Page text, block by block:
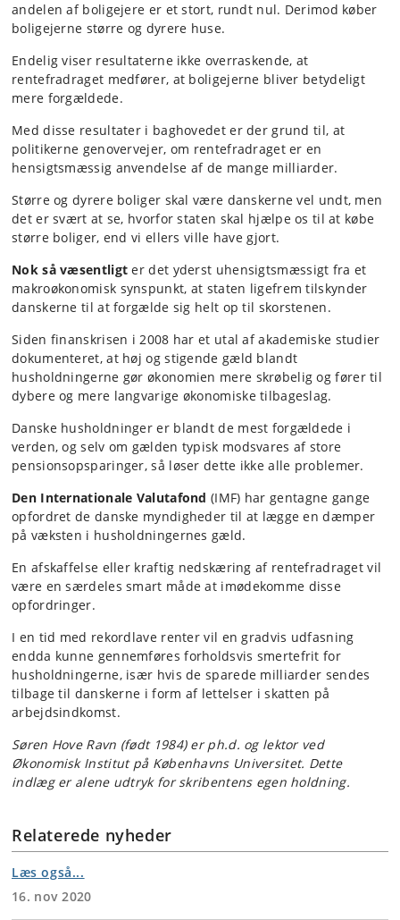
andelen af boligejere er et stort, rundt nul. Derimod køber
boligejerne større og dyrere huse.
Endelig viser resultaterne ikke overraskende, at
rentefradraget medfører, at boligejerne bliver betydeligt
mere forgældede.
Med disse resultater i baghovedet er der grund til, at
politikerne genovervejer, om rentefradraget er en
hensigtsmæssig anvendelse af de mange milliarder.
Større og dyrere boliger skal være danskerne vel undt, men
det er svært at se, hvorfor staten skal hjælpe os til at købe
større boliger, end vi ellers ville have gjort.
Nok så væsentligt er det yderst uhensigtsmæssigt fra et
makroøkonomisk synspunkt, at staten ligefrem tilskynder
danskerne til at forgælde sig helt op til skorstenen.
Siden finanskrisen i 2008 har et utal af akademiske studier
dokumenteret, at høj og stigende gæld blandt
husholdningerne gør økonomien mere skrøbelig og fører til
dybere og mere langvarige økonomiske tilbageslag.
Danske husholdninger er blandt de mest forgældede i
verden, og selv om gælden typisk modsvares af store
pensionsopsparinger, så løser dette ikke alle problemer.
Den Internationale Valutafond (IMF) har gentagne gange
opfordret de danske myndigheder til at lægge en dæmper
på væksten i husholdningernes gæld.
En afskaffelse eller kraftig nedskæring af rentefradraget vil
være en særdeles smart måde at imødekomme disse
opfordringer.
I en tid med rekordlave renter vil en gradvis udfasning
endda kunne gennemføres forholdsvis smertefrit for
husholdningerne, især hvis de sparede milliarder sendes
tilbage til danskerne i form af lettelser i skatten på
arbejdsindkomst.
Søren Hove Ravn (født 1984) er ph.d. og lektor ved
Økonomisk Institut på Københavns Universitet. Dette
indlæg er alene udtryk for skribentens egen holdning.
Relaterede nyheder
Læs også...
16. nov 2020